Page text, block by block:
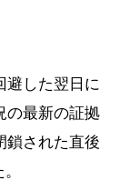
避した翌日に
の最新の証拠
鎖された直後